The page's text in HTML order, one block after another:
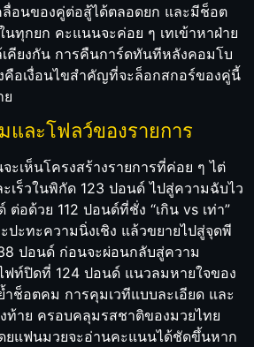
ลื่อนของคู่ต่อสู้ได้ตลอดยก และมีช็อต
ทุกยก คะแนนจะค่อย ๆ เทเข้าหาฝ่าย
คียงกัน การคืนการ์ดทันทีหลังคอมโบ
คือเงื่อนไขสำคัญที่จะล็อกสกอร์ของคู่นี้
ย
ละโฟลว์ของรายการ
ะเห็นโครงสร้างรายการที่ค่อย ๆ ไต่
เร็วในพิกัด 123 ปอนด์ ไปสู่ความฉับไว
อด้วย 112 ปอนด์ที่ชั่ง “เกิน vs เท่า”
ปะทะความนิ่งเชิง แล้วขยายไปสู่จุดพี
ปอนด์ ก่อนจะผ่อนกลับสู่ความ
ฟท์ปิดที่ 124 ปอนด์ แนวลมหายใจของ
ำช็อตคม การคุมเวทีแบบละเอียด และ
ท้าย ครอบคลุมรสชาติของมวยไทย
ยแฟนมวยจะอ่านคะแนนได้ชัดขึ้นหาก